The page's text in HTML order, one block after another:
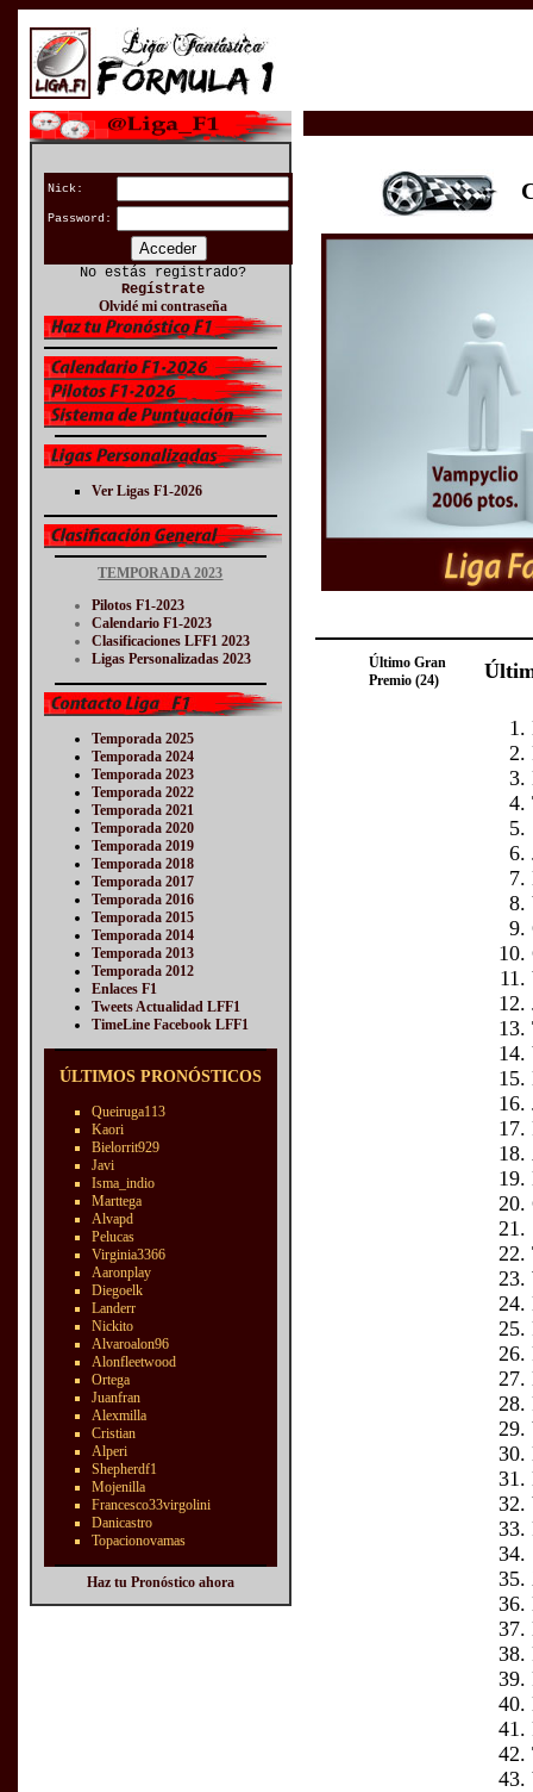
Último Gran
Premio (24)
Nick:
Password:
No estás registrado?
Regístrate
Olvidé mi contraseña
Ver Ligas F1-2026
TEMPORADA 2023
Pilotos F1-2023
Calendario F1-2023
Clasificaciones LFF1 2023
Ligas Personalizadas 2023
Temporada 2025
Temporada 2024
Temporada 2023
Temporada 2022
Temporada 2021
Temporada 2020
Temporada 2019
Temporada 2018
Temporada 2017
Temporada 2016
Temporada 2015
Temporada 2014
Temporada 2013
Temporada 2012
Enlaces F1
Tweets Actualidad LFF1
TimeLine Facebook LFF1
ÚLTIMOS PRONÓSTICOS
Queiruga113
Kaori
Bielorrit929
Javi
Isma_indio
Marttega
Alvapd
Pelucas
Virginia3366
Aaronplay
Diegoelk
Landerr
Nickito
Alvaroalon96
Alonfleetwood
Ortega
Juanfran
Alexmilla
Cristian
Alperi
Shepherdf1
Mojenilla
Francesco33virgolini
Danicastro
Topacionovamas
Haz tu Pronóstico ahora